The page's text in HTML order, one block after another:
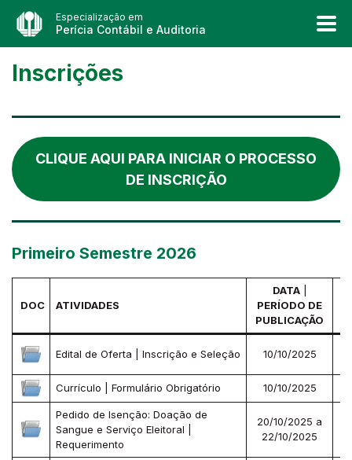
Especialização em
Perícia Contábil e Auditoria
Inscrições
CLIQUE AQUI PARA INICIAR O PROCESSO
DE INSCRIÇÃO
Primeiro Semestre 2026
DOC ATIVIDADES
DATA|
PERÍODO DE
PUBLICAÇÃO
Edital de Oferta | Inscrição e Seleção 10/10/2025
Currículo | Formulário Obrigatório 10/10/2025
Pedido de Isenção: Doação de
Sangue e Serviço Eleitoral |
Requerimento
20/10/2025 a
22/10/2025